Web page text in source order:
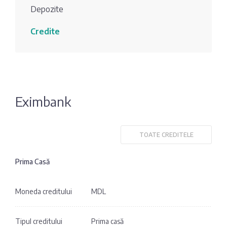
bancher
Fotografia
zilei
Comerțbank
Sondaj
Depozite
Credite
Eximbank
TOATE CREDITELE
Prima Casă
Moneda creditului MDL
Tipul creditului Prima casă